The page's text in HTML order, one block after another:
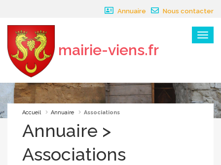
Annuaire Nous contacter
Menu
mairie-viens.fr
×
Accueil Annuaire Associations
Annuaire >
Associations
Panneau de gestion des cookies